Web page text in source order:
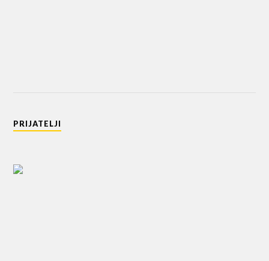
PRIJATELJI